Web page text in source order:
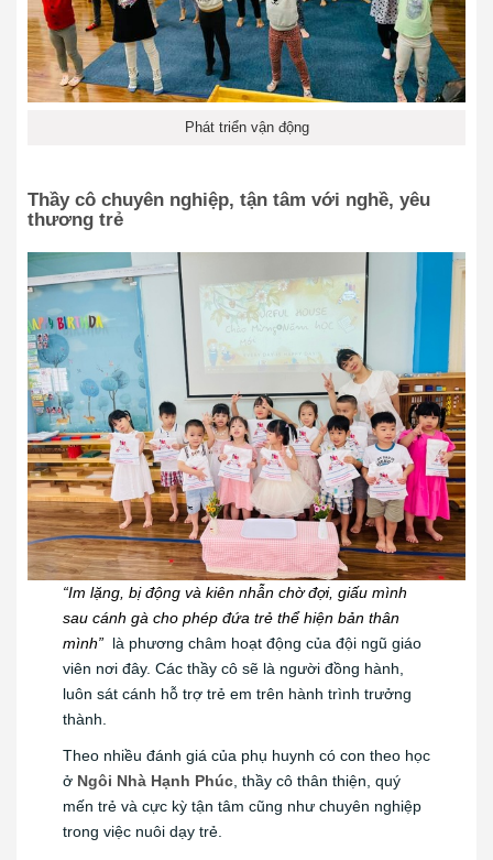
Phát triển vận động
Thầy cô chuyên nghiệp, tận tâm với nghề, yêu
thương trẻ
“Im lặng, bị động và kiên nhẫn chờ đợi, giấu mình
sau cánh gà cho phép đứa trẻ thể hiện bản thân
mình”là phương châm hoạt động của đội ngũ giáo
viên nơi đây. Các thầy cô sẽ là người đồng hành,
luôn sát cánh hỗ trợ trẻ em trên hành trình trưởng
thành.
Theo nhiều đánh giá của phụ huynh có con theo học
ở Ngôi Nhà Hạnh Phúc, thầy cô thân thiện, quý
mến trẻ và cực kỳ tận tâm cũng như chuyên nghiệp
trong việc nuôi dạy trẻ.